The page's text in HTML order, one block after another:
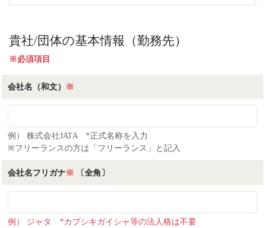
• ラジオ番組制作会社の記者、パーソナリティ、制作
スタッフ
• 上記各種メディアとの正式な取材契約のある外部ス
• 主催者が認定した実績あるインフルエンサー・クリ
【登録対象外】
以下の方はメディア登録の対象外とさせていただきま
す。
• 広告代理店、新聞社・出版社・テレビ局・ラジオ局
方（インフルエンサー審査対象を除く）
容易に照合でき、 それにより特定の個人を識別でき
るものを含みます。）。
2. 個人識別符号が含まれるもの。
２．個人情報の取得
３．個人情報の利用目的
1. 当主催者は、取得した個⼈情報を以下の目的を達
成するために必要な範囲で利用します。
2. ツーリズムEXPOジャパンに参加される出展者
貴社/団体の基本情報（勤務先）
※必須項目
会社名（和文） ※
例） 株式会社JATA *正式名称を入力
※フリーランスの方は「フリーランス」と記入
会社名フリガナ※ 〔全角〕
例） ジャタ *カブシキガイシャ等の法人格は不要